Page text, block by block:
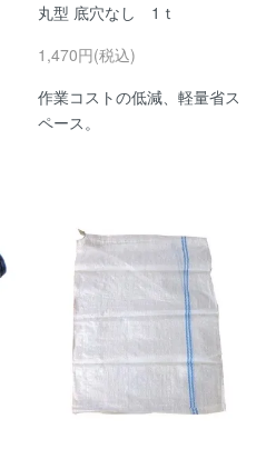
丸型 底穴なし 1ｔ
1,470円(税込)
作業コストの低減、軽量省ス
ペース。